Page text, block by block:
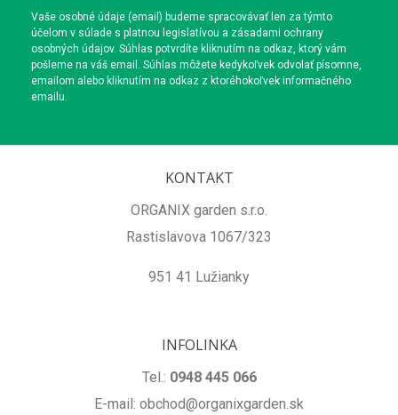
Vaše osobné údaje (email) budeme spracovávať len za týmto
účelom v súlade s platnou legislatívou a zásadami ochrany
osobných údajov. Súhlas potvrdíte kliknutím na odkaz, ktorý vám
pošleme na váš email. Súhlas môžete kedykoľvek odvolať písomne,
emailom alebo kliknutím na odkaz z ktoréhokoľvek informačného
emailu.
KONTAKT
ORGANIX garden s.r.o.
Rastislavova 1067/323
951 41 Lužianky
INFOLINKA
Tel.: 0948 445 066
E-mail: obchod@organixgarden.sk